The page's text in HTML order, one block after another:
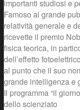
importanti studiosi e
Famoso al grande
relatività generale e
ricevette il premio
fisica teorica, in
dell’effetto
al punto che il suo
grande intelligenza e
Il programma “il
dello scienziato